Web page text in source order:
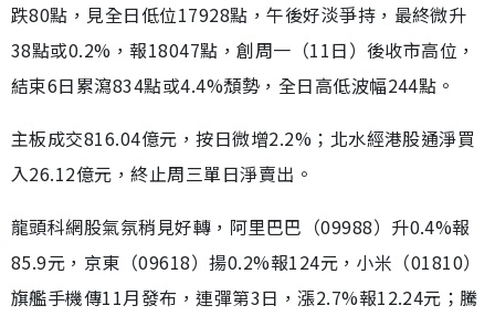
跌80點，見全日低位17928點，午後好淡爭持，最終微升
38點或0.2%，報18047點，創周一（11日）後收市高位，
結束6日累瀉834點或4.4%頹勢，全日高低波幅244點。
主板成交816.04億元，按日微增2.2%；北水經港股通淨買
入26.12億元，終止周三單日淨賣出。
龍頭科網股氣氛稍見好轉，阿里巴巴（09988）升0.4%報
85.9元，京東（09618）揚0.2%報124元，小米（01810）
旗艦手機傳11月發布，連彈第3日，漲2.7%報12.24元；騰